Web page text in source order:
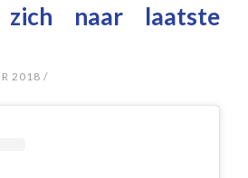
naar laatste
2018 /